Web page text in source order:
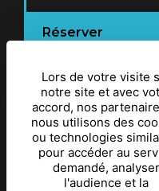
Réserver
Coordonnées
07.49.04.86.55
10 rue du sandre
Lors de votre visite
notre site et avec
accord, nos
nous utilisons des
ou technologies
pour accéder au
demandé, analyser
l'audience et la